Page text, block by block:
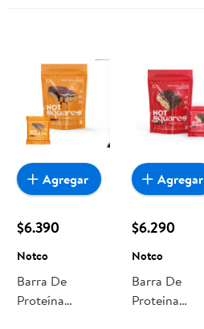
$6.390
Notco
Barra De
Proteína
Agregar
$6.290
Notco
Barra De
Proteina
Agregar